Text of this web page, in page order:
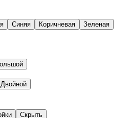
Синяя Коричневая Зеленая
Двойной
Скрыть